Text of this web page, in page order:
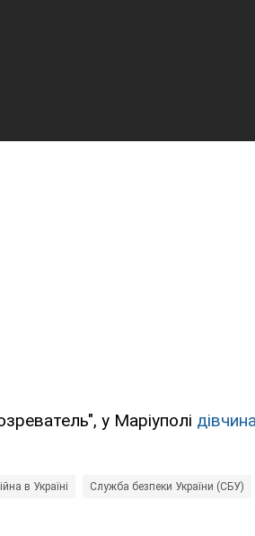
у Маріуполі
в Україні Служба безпеки України (СБУ)